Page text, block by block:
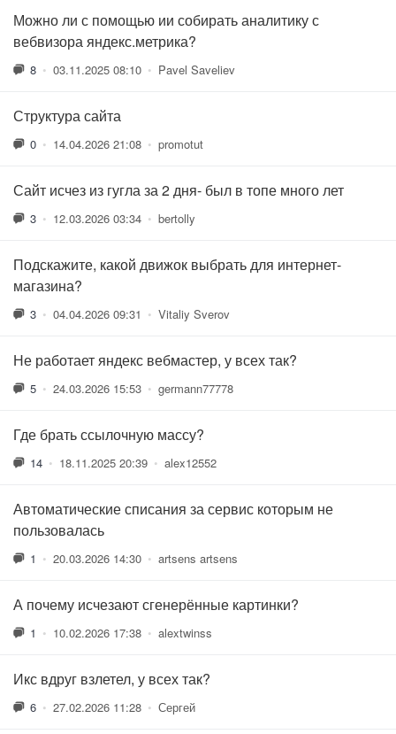
Можно ли с помощью ии собирать аналитику с
вебвизора яндекс.метрика?
8 • 03.11.2025 08:10 • Pavel Saveliev
Структура сайта
0 • 14.04.2026 21:08 • promotut
Сайт исчез из гугла за 2 дня- был в топе много лет
3 • 12.03.2026 03:34 • bertolly
Подскажите, какой движок выбрать для интернет-
магазина?
3 • 04.04.2026 09:31 • Vitaliy Sverov
Не работает яндекс вебмастер, у всех так?
5 • 24.03.2026 15:53 • germann77778
Где брать ссылочную массу?
14 • 18.11.2025 20:39 • alex12552
Автоматические списания за сервис которым не
пользовалась
1 • 20.03.2026 14:30 • artsens artsens
А почему исчезают сгенерённые картинки?
1 • 10.02.2026 17:38 • alextwinss
Икс вдруг взлетел, у всех так?
6 • 27.02.2026 11:28 • Сергей